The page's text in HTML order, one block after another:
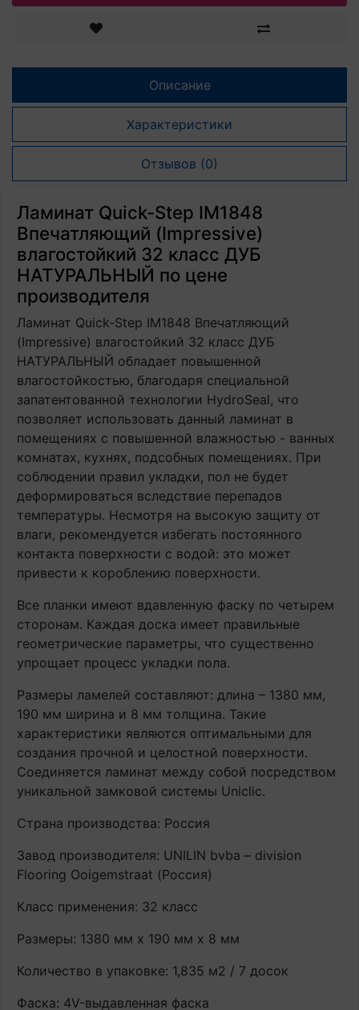
Описание
Характеристики
Отзывов (0)
Ламинат Quick-Step IM1848
Впечатляющий (Impressive)
влагостойкий 32 класс ДУБ
НАТУРАЛЬНЫЙ по цене
производителя
Ламинат Quick-Step IM1848 Впечатляющий
(Impressive) влагостойкий 32 класс ДУБ
НАТУРАЛЬНЫЙ обладает повышенной
влагостойкостью, благодаря специальной
запатентованной технологии HydroSeal, что
позволяет использовать данный ламинат в
помещениях с повышенной влажностью - ванных
комнатах, кухнях, подсобных помещениях. При
соблюдении правил укладки, пол не будет
деформироваться вследствие перепадов
температуры. Несмотря на высокую защиту от
влаги, рекомендуется избегать постоянного
контакта поверхности с водой: это может
привести к короблению поверхности.
Все планки имеют вдавленную фаску по четырем
сторонам. Каждая доска имеет правильные
геометрические параметры, что существенно
упрощает процесс укладки пола.
Размеры ламелей составляют: длина – 1380 мм,
190 мм ширина и 8 мм толщина. Такие
характеристики являются оптимальными для
создания прочной и целостной поверхности.
Соединяется ламинат между собой посредством
уникальной замковой системы Uniclic.
Страна производства: Россия
Завод производителя: UNILIN bvba – division
Flooring Ooigemstraat (Россия)
Класс применения: 32 класс
Размеры: 1380 мм х 190 мм х 8 мм
Количество в упаковке: 1,835 м2 / 7 досок
Фаска: 4V-выдавленная фаска